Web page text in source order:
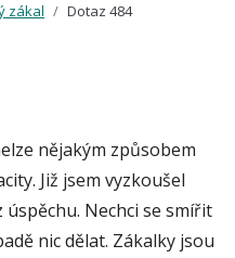
zákal Dotaz 484
nějakým způsobem
Již jsem vyzkoušel
Nechci se smířit
nic dělat. Zákalky jsou